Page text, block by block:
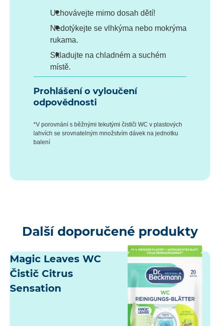
Uchovávejte mimo dosah dětí!
Nedotýkejte se vlhkýma nebo mokrýma
rukama.
Skladujte na chladném a suchém
místě.
Prohlášení o vyloučení
odpovědnosti
*V porovnání s běžnými tekutými čističi WC v plastových
lahvích se srovnatelným množstvím dávek na jednotku
balení
Další doporučené produkty
Magic Leaves WC
Čistič Citrus
Sensation